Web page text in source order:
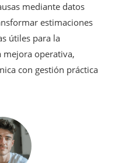
mediante datos
estimaciones
útiles para la
mejora operativa,
con gestión práctica